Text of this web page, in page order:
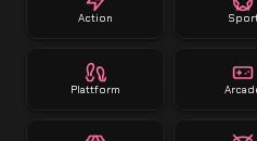
Action
Plattform